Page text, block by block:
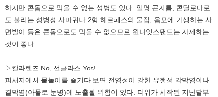
하지만 콘돔으로 막을 수 없는 성병도 있다. 일명 곤지름, 콘딜로마로
도 불리는 성병성 사마귀나 2형 헤르페스의 물집, 음모에 기생하는 사
면발이 등은 콘돔으로도 막을 수 없으므로 원나잇스탠드는 자제하는
것이 좋다.
▷칼라렌즈 No, 선글라스 Yes!
피서지에서 물놀이를 즐기다 보면 전염성이 강한 유행성 각막염이나
결막염(아폴로 눈병)에 노출될 위험이 있다. 더위가 시작된 지난달부